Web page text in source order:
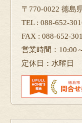
〒770-0022 徳島
TEL : 088-652-
FAX : 088-652-
営業時間：10:00
定休日：水曜日